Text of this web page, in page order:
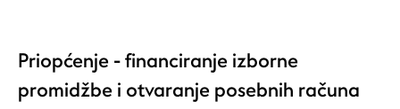
Priopćenje - financiranje izborne
promidžbe i otvaranje posebnih računa